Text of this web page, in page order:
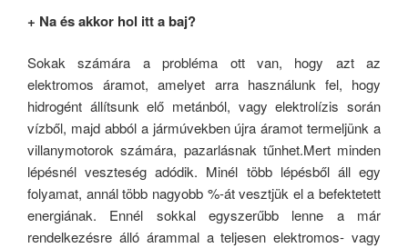
+ Na és akkor hol itt a baj?
Sokak számára a probléma ott van, hogy azt az
elektromos áramot, amelyet arra használunk fel, hogy
hidrogént állítsunk elő metánból, vagy elektrolízis során
vízből, majd abból a jármúvekben újra áramot termeljünk a
villanymotorok számára, pazarlásnak tűnhet.Mert minden
lépésnél veszteség adódik. Minél több lépésből áll egy
folyamat, annál több nagyobb %-át vesztjük el a befektetett
energiának. Ennél sokkal egyszerűbb lenne a már
rendelkezésre álló árammal a teljesen elektromos- vagy